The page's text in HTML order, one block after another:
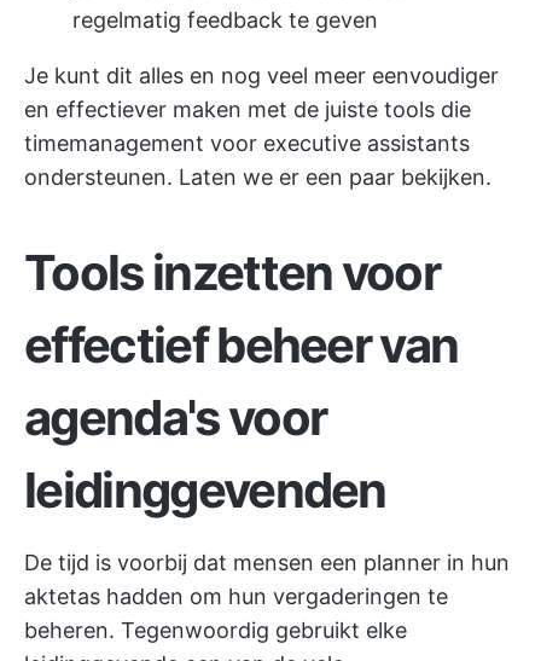
regelmatig feedback te geven
Je kunt dit alles en nog veel meer eenvoudiger
en effectiever maken met de juiste tools die
timemanagement voor executive assistants
ondersteunen. Laten we er een paar bekijken.
Tools inzetten voor
effectief beheer van
agenda's voor
leidinggevenden
De tijd is voorbij dat mensen een planner in hun
aktetas hadden om hun vergaderingen te
beheren. Tegenwoordig gebruikt elke